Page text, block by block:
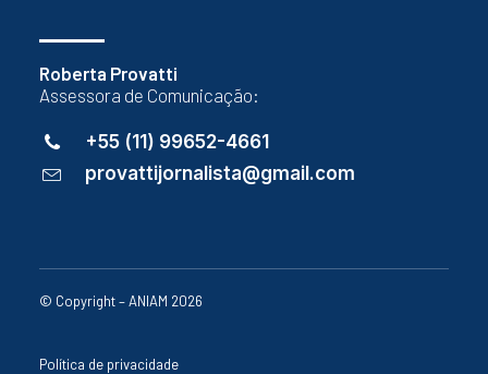
Roberta Provatti
Assessora de Comunicação:
+55 (11) 99652-4661
provattijornalista@gmail.com
© Copyright – ANIAM 2026
Política de privacidade